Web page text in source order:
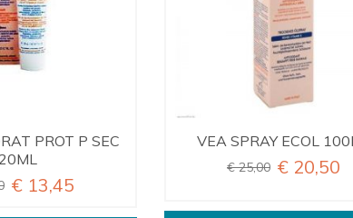
PROT P SEC
20ML
€ 13,45
VEA SPRAY ECOL
€ 25,00 € 20,50